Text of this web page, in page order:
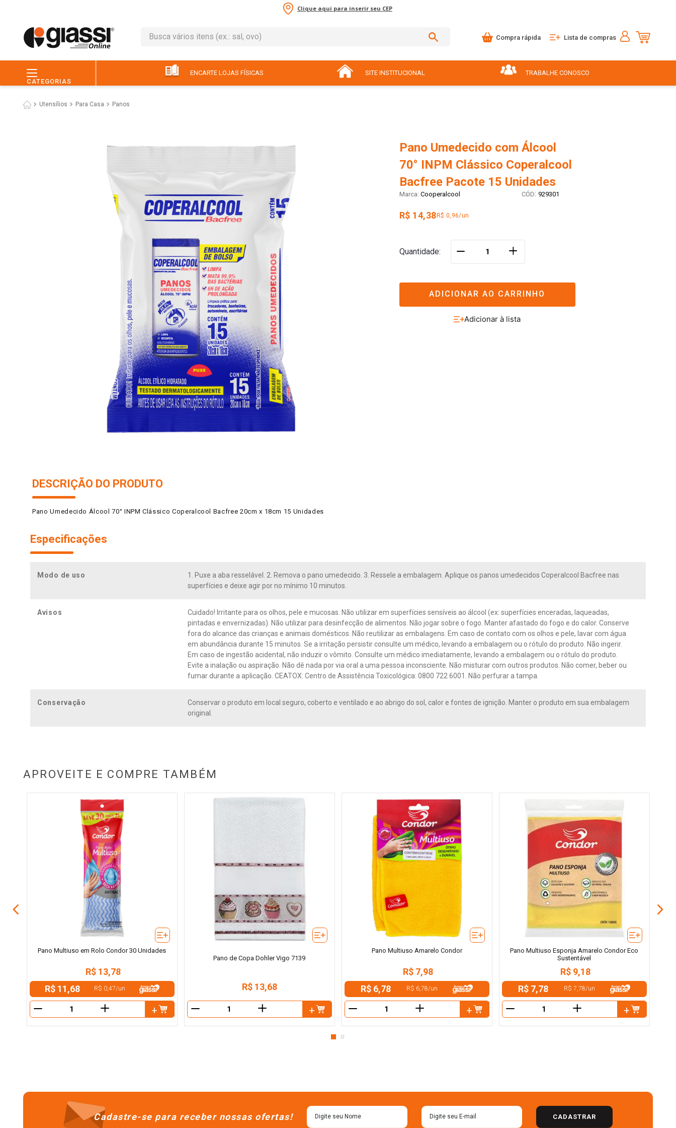
Clique aqui para inserir seu CEP
Busca vários itens (ex.: sal, ovo)
Compra rápida Lista de compras
CATEGORIAS
ENCARTE LOJAS FÍSICAS SITE INSTITUCIONAL TRABALHE CONOSCO
Utensílios Para Casa Panos
Pano Umedecido com Álcool
70° INPM Clássico Coperalcool
Bacfree Pacote 15 Unidades
Cooperalcool : 929301
R$ 14,38R$ 0,96/un
Quantidade ＋
ADICIONAR AO CARRINHO
DESCRIÇÃO DO PRODUTO
Pano Umedecido Álcool 70° INPM Clássico Coperalcool Bacfree 20cm x 18cm 15 Unidades
Especificações
Modo de uso
1. Puxe a aba resselável. 2. Remova o pano umedecido. 3. Ressele a embalagem. Aplique os panos umedecidos Coperalcool Bacfree nas
superfícies e deixe agir por no mínimo 10 minutos.
Avisos
Cuidado! Irritante para os olhos, pele e mucosas. Não utilizar em superfícies sensíveis ao álcool (ex: superfícies enceradas, laqueadas,
pintadas e envernizadas). Não utilizar para desinfecção de alimentos. Não jogar sobre o fogo. Manter afastado do fogo e do calor. Conserve
fora do alcance das crianças e animais domésticos. Não reutilizar as embalagens. Em caso de contato com os olhos e pele, lavar com água
em abundância durante 15 minutos. Se a irritação persistir consulte um médico, levando a embalagem ou o rótulo do produto. Não ingerir.
Em caso de ingestão acidental, não induzir o vômito. Consulte um médico imediatamente, levando a embalagem ou o rótulo do produto.
Evite a inalação ou aspiração. Não dê nada por via oral a uma pessoa inconsciente. Não misturar com outros produtos. Não comer, beber ou
fumar durante a aplicação. CEATOX: Centro de Assistência Toxicológica: 0800 722 6001. Não perfurar a tampa.
Conservação
Conservar o produto em local seguro, coberto e ventilado e ao abrigo do sol, calor e fontes de ignição. Manter o produto em sua embalagem
original.
APROVEITE E COMPRE TAMBÉM
Pano Multiuso em Rolo Condor 30 Unidades
R$ 13,78
R$ 11,68
R$ 0,47/un
＋
Pano de Copa Dohler Vigo 7139
R$ 13,68
＋
Pano Multiuso Amarelo Condor
R$ 7,98
R$ 6,78
R$ 6,78/un
＋
Pano Multiuso Esponja Amarelo Condor Eco
Sustentável
R$ 9,18
R$ 7,78
R$ 7,78/un
＋
Cadastre-se para receber nossas ofertas! CADASTRAR
leite
8º ovo
9º pão